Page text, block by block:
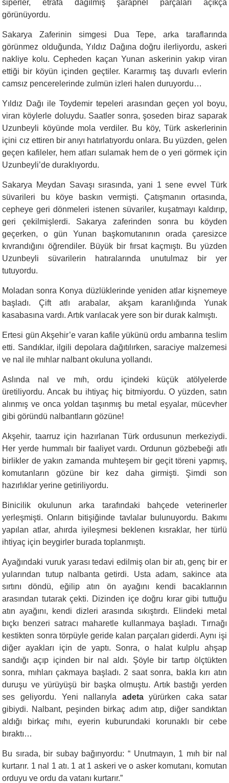
siperler, etrafa dağılmış şarapnel parçaları açıkça
görünüyordu.
Sakarya Zaferinin simgesi Dua Tepe, arka taraflarında
görünmez olduğunda, Yıldız Dağına doğru ilerliyordu, askeri
nakliye kolu. Cepheden kaçan Yunan askerinin yakıp viran
ettiği bir köyün içinden geçtiler. Kararmış taş duvarlı evlerin
camsız pencerelerinde zulmün izleri halen duruyordu…
Yıldız Dağı ile Toydemir tepeleri arasından geçen yol boyu,
viran köylerle doluydu. Saatler sonra, şoseden biraz saparak
Uzunbeyli köyünde mola verdiler. Bu köy, Türk askerlerinin
içini cız ettiren bir anıyı hatırlatıyordu onlara. Bu yüzden, gelen
geçen kafileler, hem atları sulamak hem de o yeri görmek için
Uzunbeyli’de duraklıyordu.
Sakarya Meydan Savaşı sırasında, yani 1 sene evvel Türk
süvarileri bu köye baskın vermişti. Çatışmanın ortasında,
cepheye geri dönmeleri istenen süvariler, kuşatmayı kaldırıp,
geri çekilmişlerdi. Sakarya zaferinden sonra bu köyden
geçerken, o gün Yunan başkomutanının orada çaresizce
kıvrandığını öğrendiler. Büyük bir fırsat kaçmıştı. Bu yüzden
Uzunbeyli süvarilerin hatıralarında unutulmaz bir yer
tutuyordu.
Moladan sonra Konya düzlüklerinde yeniden atlar kişnemeye
başladı. Çift atlı arabalar, akşam karanlığında Yunak
kasabasına vardı. Artık varılacak yere son bir durak kalmıştı.
Ertesi gün Akşehir’e varan kafile yükünü ordu ambarına teslim
etti. Sandıklar, ilgili depolara dağıtılırken, saraciye malzemesi
ve nal ile mıhlar nalbant okuluna yollandı.
Aslında nal ve mıh, ordu içindeki küçük atölyelerde
üretiliyordu. Ancak bu ihtiyaç hiç bitmiyordu. O yüzden, satın
alınmış ve onca yoldan taşınmış bu metal eşyalar, mücevher
gibi göründü nalbantların gözüne!
Akşehir, taarruz için hazırlanan Türk ordusunun merkeziydi.
Her yerde hummalı bir faaliyet vardı. Ordunun gözbebeği atlı
birlikler de yakın zamanda muhteşem bir geçit töreni yapmış,
komutanların gözüne bir kez daha girmişti. Şimdi son
hazırlıklar yerine getiriliyordu.
Binicilik okulunun arka tarafındaki bahçede veterinerler
yerleşmişti. Onların bitişiğinde tavlalar bulunuyordu. Bakımı
yapılan atlar, ahırda iyileşmesi beklenen kısraklar, her türlü
ihtiyaç için beygirler burada toplanmıştı.
Ayağındaki vuruk yarası tedavi edilmiş olan bir atı, genç bir er
yularından tutup nalbanta getirdi. Usta adam, sakince ata
sırtını döndü, eğilip atın ön ayağını kendi bacaklarının
arasından tutarak çekti. Dizinden içe doğru kırar gibi tuttuğu
atın ayağını, kendi dizleri arasında sıkıştırdı. Elindeki metal
bıçkı benzeri satracı maharetle kullanmaya başladı. Tırnağı
kestikten sonra törpüyle geride kalan parçaları giderdi. Aynı işi
diğer ayakları için de yaptı. Sonra, o halat kulplu ahşap
sandığı açıp içinden bir nal aldı. Şöyle bir tartıp ölçtükten
sonra, mıhları çakmaya başladı. 2 saat sonra, bakla kırı atın
duruşu ve yürüyüşü bir başka olmuştu. Artık bastığı yerden
ses geliyordu. Yeni nallarıyla adetayürürken caka satar
gibiydi. Nalbant, peşinden birkaç adım atıp, diğer sandıktan
aldığı birkaç mıhı, eyerin kuburundaki korunaklı bir cebe
bıraktı…
Bu sırada, bir subay bağırıyordu: “ Unutmayın, 1 mıh bir nal
kurtarır. 1 nal 1 atı. 1 at 1 askeri ve o asker komutanı, komutan
orduyu ve ordu da vatanı kurtarır.”